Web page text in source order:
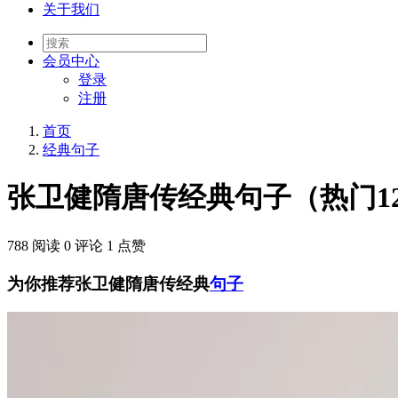
关于我们
会员中心
登录
注册
首页
经典句子
张卫健隋唐传经典句子（热门
788 阅读 0 评论 1 点赞
为你推荐张卫健隋唐传经典句子